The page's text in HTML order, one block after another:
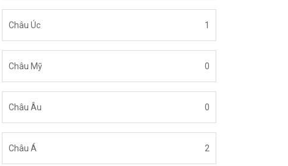
Châu Úc 1
Châu Mỹ 0
Châu Âu 0
Châu Á 2